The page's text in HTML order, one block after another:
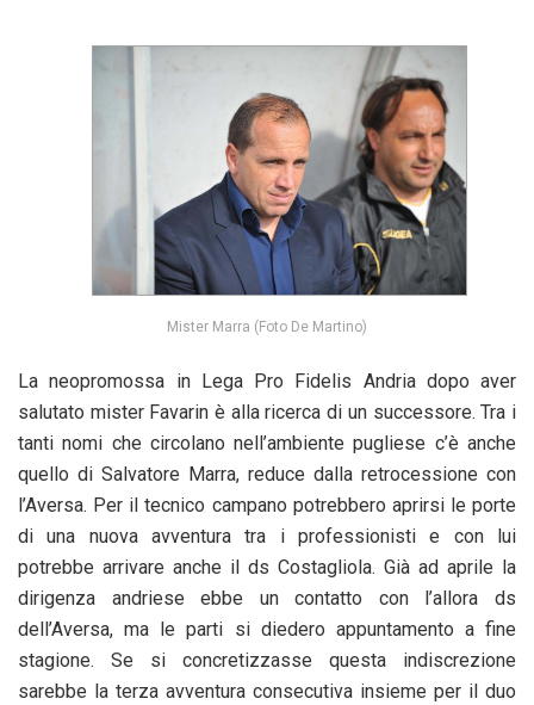
Mister Marra (Foto De Martino)
La neopromossa in Lega Pro Fidelis Andria dopo aver
salutato mister Favarin è alla ricerca di un successore. Tra i
tanti nomi che circolano nell’ambiente pugliese c’è anche
quello di Salvatore Marra, reduce dalla retrocessione con
l’Aversa. Per il tecnico campano potrebbero aprirsi le porte
di una nuova avventura tra i professionisti e con lui
potrebbe arrivare anche il ds Costagliola. Già ad aprile la
dirigenza andriese ebbe un contatto con l’allora ds
dell’Aversa, ma le parti si diedero appuntamento a fine
stagione. Se si concretizzasse questa indiscrezione
sarebbe la terza avventura consecutiva insieme per il duo